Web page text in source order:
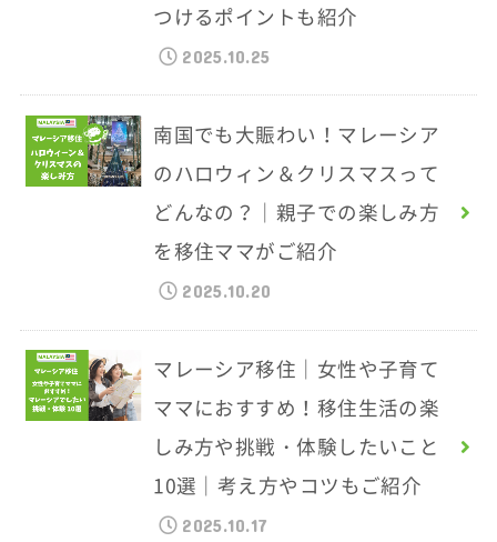
つけるポイントも紹介
2025.10.25
南国でも大賑わい！マレーシア
のハロウィン＆クリスマスって
どんなの？｜親子での楽しみ方
を移住ママがご紹介
2025.10.20
マレーシア移住｜女性や子育て
ママにおすすめ！移住生活の楽
しみ方や挑戦・体験したいこと
10選｜考え方やコツもご紹介
2025.10.17